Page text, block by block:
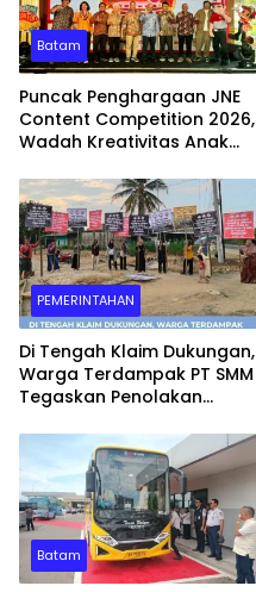
Batam
Puncak Penghargaan JNE
Content Competition 2026,
Wadah Kreativitas Anak
PEMERINTAHAN
Di Tengah Klaim Dukungan,
Warga Terdampak PT SMM
Tegaskan Penolakan
Masih Merasakan
Dampaknya”
Batam